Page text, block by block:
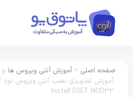
صفحه اصلی > آموزش آنتی ویروس ها و
Install ESET NOD32